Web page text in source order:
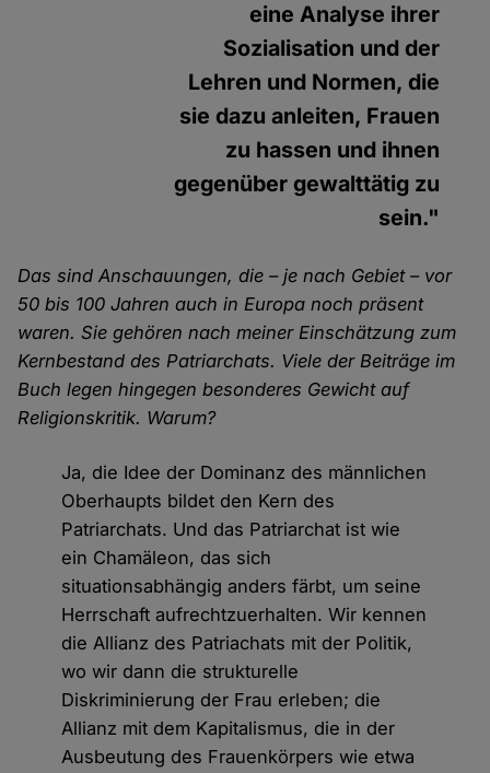
eine Analyse ihrer
Sozialisation und der
Lehren und Normen, die
sie dazu anleiten, Frauen
zu hassen und ihnen
gegenüber gewalttätig zu
sein."
Das sind Anschauungen, die – je nach Gebiet – vor
50 bis 100 Jahren auch in Europa noch präsent
waren. Sie gehören nach meiner Einschätzung zum
Kernbestand des Patriarchats. Viele der Beiträge im
Buch legen hingegen besonderes Gewicht auf
Religionskritik. Warum?
Ja, die Idee der Dominanz des männlichen
Oberhaupts bildet den Kern des
Patriarchats. Und das Patriarchat ist wie
ein Chamäleon, das sich
situationsabhängig anders färbt, um seine
Herrschaft aufrechtzuerhalten. Wir kennen
die Allianz des Patriachats mit der Politik,
wo wir dann die strukturelle
Diskriminierung der Frau erleben; die
Allianz mit dem Kapitalismus, die in der
Ausbeutung des Frauenkörpers wie etwa